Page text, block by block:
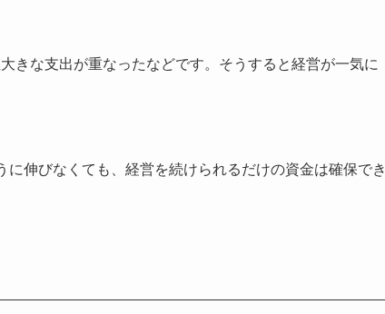
きな支出が重なったなどです。そうすると経営が一気に
伸びなくても、経営を続けられるだけの資金は確保でき